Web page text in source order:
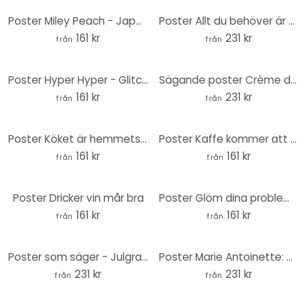
Poster Miley Peach - Japanska - Gomes
från 161 kr
Poster Allt du behöver är sömn - Round
från 231 kr
Poster Hyper Hyper - Glitch-effekt
från 161 kr
Sägande poster Crème de la crème - Runda
från 231 kr
Poster Köket är hemmets hjärta - mörkt
från 161 kr
Poster Kaffe kommer att hålla oss vid liv
från 161 kr
Poster Dricker vin mår bra
från 161 kr
Poster Glöm dina problem och dansa
från 161 kr
Poster som säger - Julgran typografisk runda - Blursbyai
från 231 kr
Poster Marie Antoinette: Det har jag aldrig sagt - Grace Digital Art - Round
från 231 kr